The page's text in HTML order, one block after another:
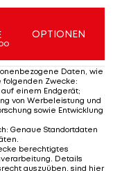
in ihm steckt:
„Wir hatten
Es war ein
OPTIONEN
Daten, wie
folgenden Zwecke:
einem Endgerät;
von Werbeleistung und
sowie Entwicklung
: Genaue Standortdaten
.
berechtigtes
Details
auszuüben, sind hier